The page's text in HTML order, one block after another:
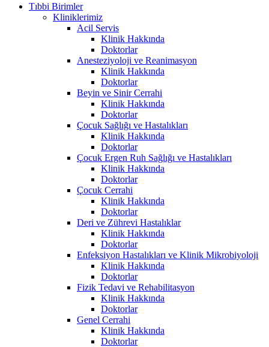
Tıbbi Birimler
Kliniklerimiz
Acil Servis
Klinik Hakkında
Doktorlar
Anesteziyoloji ve Reanimasyon
Klinik Hakkında
Doktorlar
Beyin ve Sinir Cerrahi
Klinik Hakkında
Doktorlar
Çocuk Sağlığı ve Hastalıkları
Klinik Hakkında
Doktorlar
Çocuk Ergen Ruh Sağlığı ve Hastalıkları
Klinik Hakkında
Doktorlar
Çocuk Cerrahi
Klinik Hakkında
Doktorlar
Deri ve Zührevi Hastalıklar
Klinik Hakkında
Doktorlar
Enfeksiyon Hastalıkları ve Klinik Mikrobiyoloji
Klinik Hakkında
Doktorlar
Fizik Tedavi ve Rehabilitasyon
Klinik Hakkında
Doktorlar
Genel Cerrahi
Klinik Hakkında
Doktorlar